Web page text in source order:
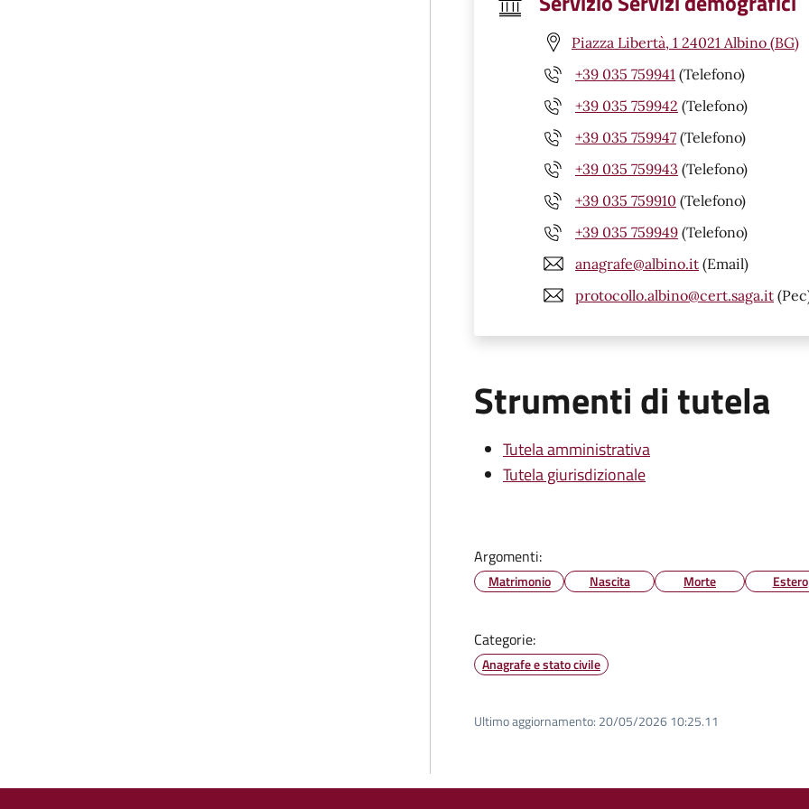
Piazza Libertà, 1 24021 Albino (BG)
+39 035 759941 (Telefono)
+39 035 759942 (Telefono)
+39 035 759947 (Telefono)
+39 035 759943 (Telefono)
+39 035 759910 (Telefono)
+39 035 759949 (Telefono)
anagrafe@albino.it (Email)
protocollo.albino@cert.saga.it
Strumenti di tutela
Tutela amministrativa
Tutela giurisdizionale
Argomenti:
Matrimonio Nascita Morte Estero
Categorie:
Anagrafe e stato civile
Ultimo aggiornamento: 20/05/2026 10:25.11